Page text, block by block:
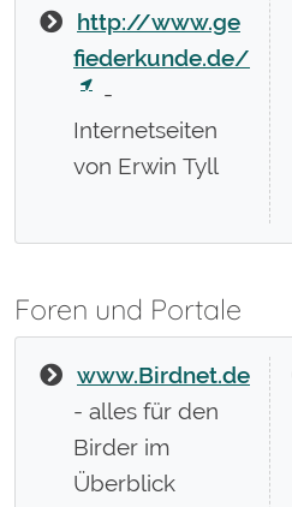
http://www.ge
fiederkunde.de/
-
Internetseiten
von Erwin Tyll
Foren und Portale
www.Birdnet.de
- alles für den
Birder im
Überblick